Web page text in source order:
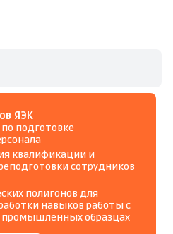
ЯЭК
подготовке
квалификации и
сотрудников
полигонов для
навыков работы с
промышленных образцах